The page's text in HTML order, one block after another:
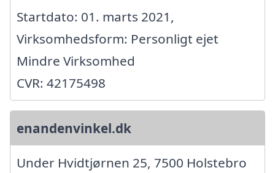
Startdato: 01. marts 2021,
Virksomhedsform: Personligt ejet
Mindre Virksomhed
CVR: 42175498
enandenvinkel.dk
Under Hvidtjørnen 25, 7500 Holstebro